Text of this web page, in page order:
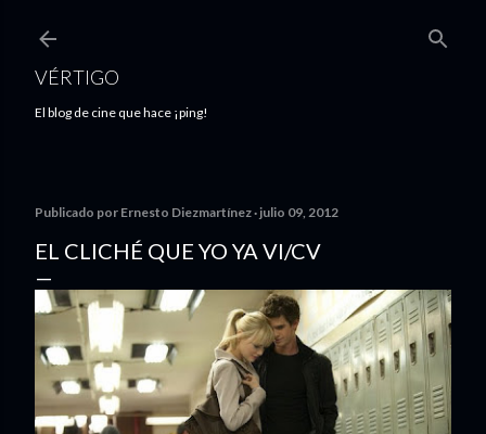
VÉRTIGO
El blog de cine que hace ¡ping!
Publicado por Ernesto Diezmartínez julio 09, 2012
EL CLICHÉ QUE YO YA VI/CV